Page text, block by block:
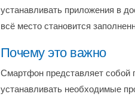
устанавливать приложения в
всё место становится
Почему это важно
Смартфон представляет собой
устанавливать необходимые